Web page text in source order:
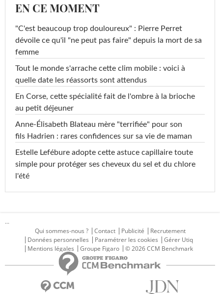
EN CE MOMENT
"C'est beaucoup trop douloureux" : Pierre Perret
dévoile ce qu'il "ne peut pas faire" depuis la mort de sa
femme
Tout le monde s'arrache cette clim mobile : voici à
quelle date les réassorts sont attendus
En Corse, cette spécialité fait de l'ombre à la brioche
au petit déjeuner
Anne-Élisabeth Blateau mère "terrifiée" pour son
fils Hadrien : rares confidences sur sa vie de maman
Estelle Lefébure adopte cette astuce capillaire toute
simple pour protéger ses cheveux du sel et du chlore
l'été
...
Qui sommes-nous ?
Contact Publicité
Recrutement
Données personnelles
Paramétrer les cookies
Gérer Utiq
Mentions légales
Groupe Figaro © 2026 CCM Benchmark